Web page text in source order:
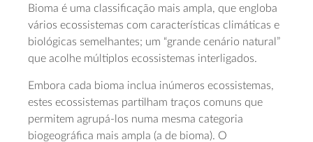
Bioma é uma classificação mais ampla, que engloba
vários ecossistemas com características climáticas e
biológicas semelhantes; um “grande cenário natural”
que acolhe múltiplos ecossistemas interligados.
Embora cada bioma inclua inúmeros ecossistemas,
estes ecossistemas partilham traços comuns que
permitem agrupá‑los numa mesma categoria
biogeográfica mais ampla (a de bioma). O